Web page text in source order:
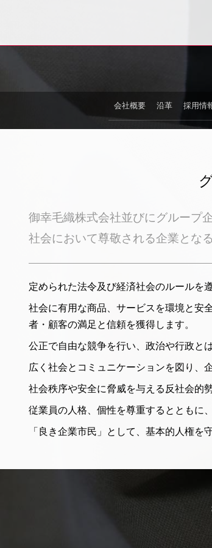
ルサイト
会社概要 沿革 採用情
御幸毛織株式会社並びにグループ
社会において尊敬される企業とな
定められた法令及び経済社会のルールを
社会に有用な商品、サービスを環境と安
者・顧客の満足と信頼を獲得します。
公正で自由な競争を行い、政治や行政と
広く社会とコミュニケーションを図り、
社会秩序や安全に脅威を与える反社会的
従業員の人格、個性を尊重するとともに
「良き企業市民」として、基本的人権を